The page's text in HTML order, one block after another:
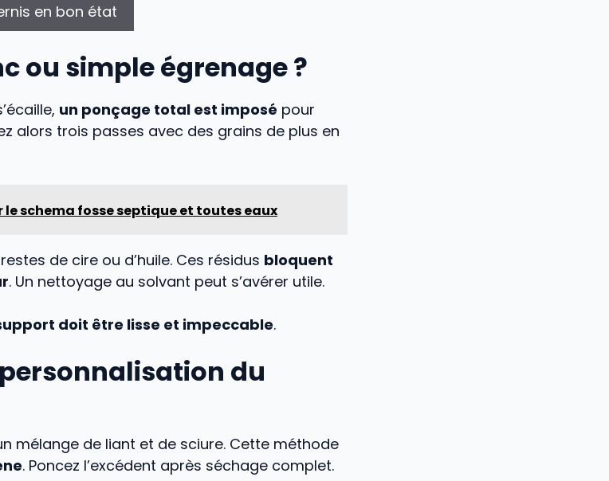
en bon état
ou simple égrenage ?
un ponçage total est imposé pour
alors trois passes avec des grains de plus en
le schema fosse septique et toutes eaux
de cire ou d’huile. Ces résidus bloquent
. Un nettoyage au solvant peut s’avérer utile.
doit être lisse et impeccable.
du
mélange de liant et de sciure. Cette méthode
. Poncez l’excédent après séchage complet.